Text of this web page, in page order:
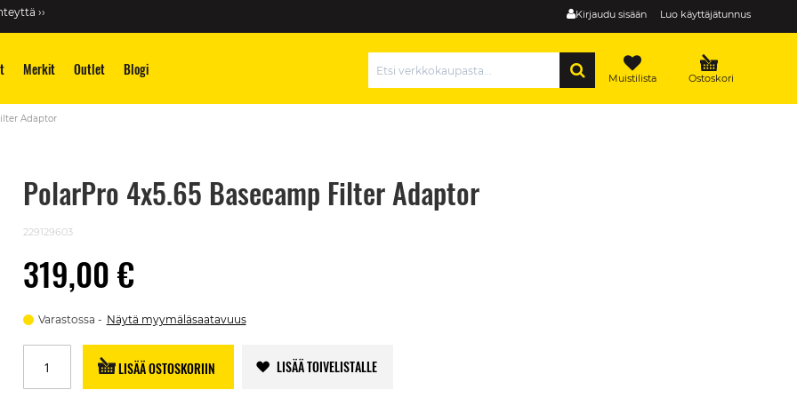
Kirjaudu sisään Luo käyttäjätunnus
››
Merkit Outlet Blogi Ostoskori
Muistilista
Adaptor
PolarPro 4x5.65 Basecamp Filter Adaptor
229129603
319,00 €
Varastossa Näytä myymäläsaatavuus
LISÄÄ OSTOSKORIIN LISÄÄ TOIVELISTALLE